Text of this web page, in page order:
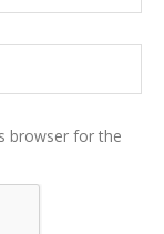
browser for the